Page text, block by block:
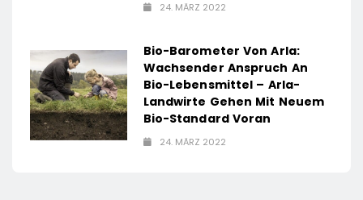
24. MÄRZ 2022
Bio-Barometer Von Arla:
Wachsender Anspruch An
Bio-Lebensmittel – Arla-
Landwirte Gehen Mit Neuem
Bio-Standard Voran
24. MÄRZ 2022